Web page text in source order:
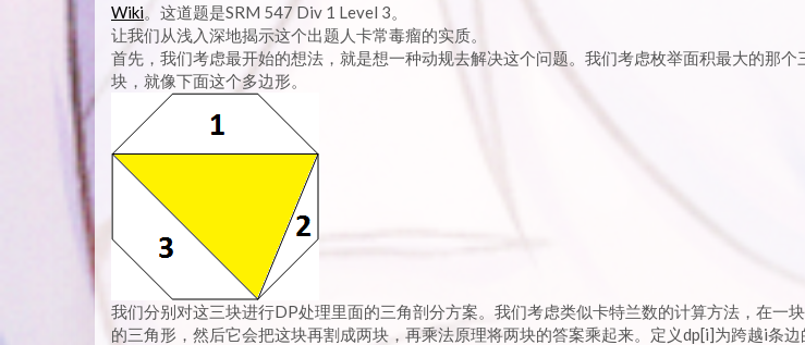
Wiki。这道题是SRM 547 Div 1 Level 3。
让我们从浅入深地揭示这个出题人卡常毒瘤的实质。
首先，我们考虑最开始的想法，就是想一种动规去解决这个问题。我们考虑枚举面积最大的那
块，就像下面这个多边形。
我们分别对这三块进行DP处理里面的三角剖分方案。我们考虑类似卡特兰数的计算方法，在一
的三角形，然后它会把这块再割成两块，再乘法原理将两块的答案乘起来。定义dp[i]为跨越i条